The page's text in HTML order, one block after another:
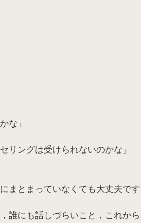
な」
リングは受けられないのかな」
まとまっていなくても大丈夫です
誰にも話しづらいこと，これか